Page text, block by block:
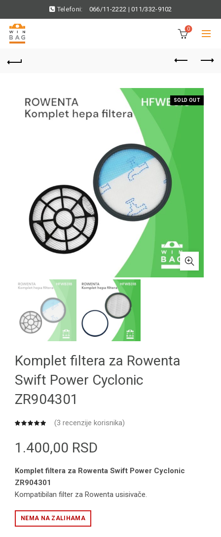
Telefoni: 066/11-2222 |011/332-9102
0
SOLD OUT
Komplet filtera za Rowenta
Swift Power Cyclonic
ZR904301
(3 recenzije korisnika)
1.400,00 RSD
Komplet filtera za Rowenta Swift Power Cyclonic
ZR904301
Kompatibilan filter za Rowenta usisivače.
NEMA NA ZALIHAMA